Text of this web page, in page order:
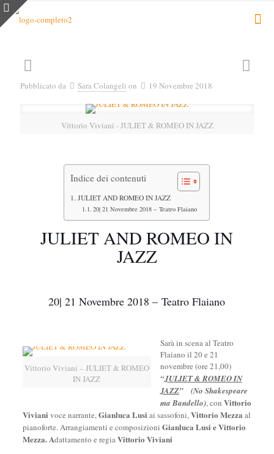
Pubblicato da Sara Colangeli on 19 Novembre 2018
Vittorio Viviani - JULIET & ROMEO IN JAZZ
Indice dei contenuti
JULIET AND ROMEO IN JAZZ
20| 21 Novembre 2018 – Teatro Flaiano
JULIET AND ROMEO IN
JAZZ
20| 21 Novembre 2018 – Teatro Flaiano
Vittorio Viviani – JULIET & ROMEO
IN JAZZ
Sarà in scena al Teatro
Flaiano il 20 e 21
novembre (ore 21,00)
“JULIET & ROMEO IN
JAZZ”
(No Shakespeare
ma Bandello), con Vittorio
Viviani voce narrante,Gianluca Lusi ai sassofoni,Vittorio Mezza al
pianoforte. Arrangiamenti e composizioni Gianluca Lusi e Vittorio
Mezza. Adattamento e regiaVittorio Viviani